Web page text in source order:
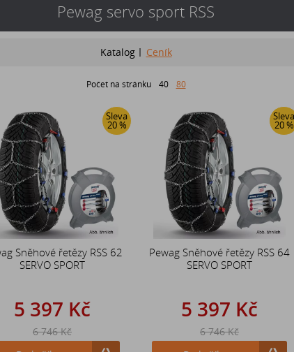
Pewag servo sport RSS
Katalog Ceník
Počet na stránku 40 80
Sleva
20 %
Sněhové řetězy RSS 62
SERVO SPORT
5 397 Kč
6 746 Kč
Sleva
20 %
Pewag Sněhové řetězy RSS 64
SERVO SPORT
5 397 Kč
6 746 Kč